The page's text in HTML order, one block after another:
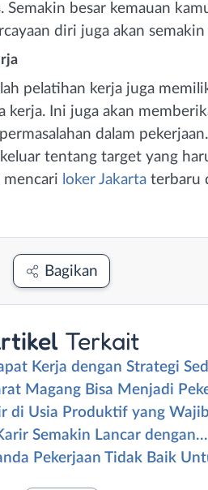
Semakin besar kemauan
diri juga akan
pelatihan kerja juga
Ini juga akan
dalam
tentang target yang
mencari loker Jakarta terbaru
Bagikan
Terkait
Kerja dengan Strategi
Magang Bisa Menjadi
di Usia Produktif yang
Semakin Lancar dengan…
Pekerjaan Tidak Baik